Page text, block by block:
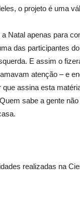
o projeto é uma
Natal apenas para
das participantes
E assim o
atenção – e
que assina esta
sabe a gente
realizadas na